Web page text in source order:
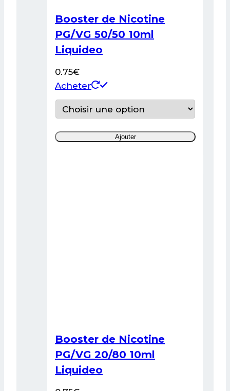
Booster de Nicotine
PG/VG 50/50 10ml
Liquideo
0.75€
Acheter
Ce
produit
a
variations.
Ajouter
Booster de Nicotine
PG/VG 20/80 10ml
Liquideo